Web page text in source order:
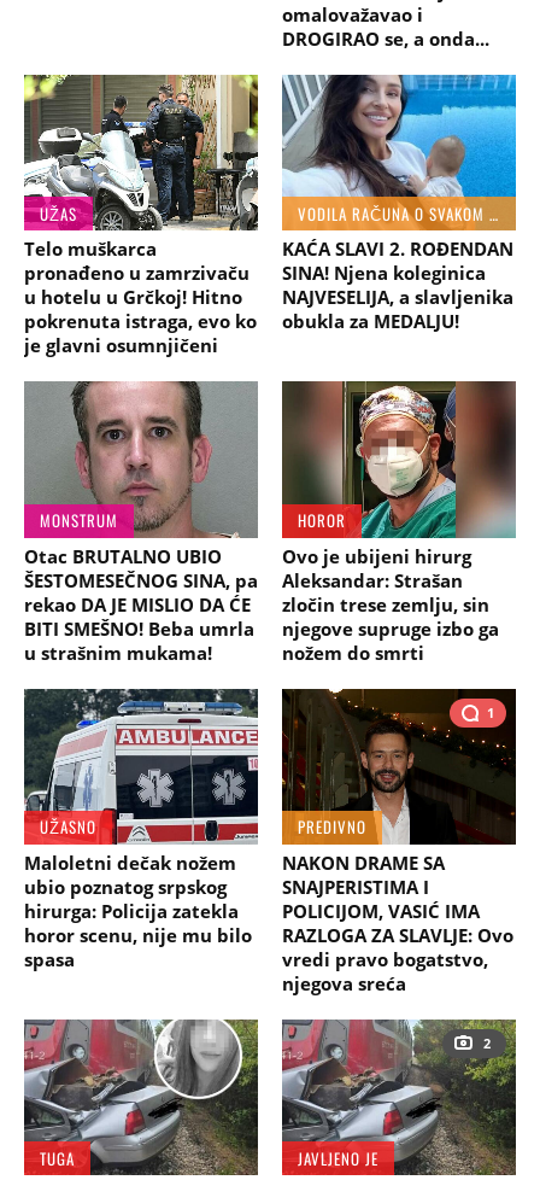
omalovažavao i
DROGIRAO se, a onda...
UŽAS
Telo muškarca
pronađeno u zamrzivaču
u hotelu u Grčkoj! Hitno
pokrenuta istraga, evo ko
je glavni osumnjičeni
VODILA RAČUNA O SVAKOM DETALJU
KAĆA SLAVI 2. ROĐENDAN
SINA! Njena koleginica
NAJVESELIJA, a slavljenika
obukla za MEDALJU!
MONSTRUM
Otac BRUTALNO UBIO
ŠESTOMESEČNOG SINA, pa
rekao DA JE MISLIO DA ĆE
BITI SMEŠNO! Beba umrla
u strašnim mukama!
HOROR
Ovo je ubijeni hirurg
Aleksandar: Strašan
zločin trese zemlju, sin
njegove supruge izbo ga
nožem do smrti
UŽASNO
Maloletni dečak nožem
ubio poznatog srpskog
hirurga: Policija zatekla
horor scenu, nije mu bilo
spasa
1
PREDIVNO
NAKON DRAME SA
SNAJPERISTIMA I
POLICIJOM, VASIĆ IMA
RAZLOGA ZA SLAVLJE: Ovo
vredi pravo bogatstvo,
njegova sreća
TUGA
2
JAVLJENO JE